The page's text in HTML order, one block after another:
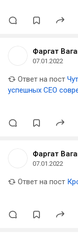
Фаргат
07.01.2022
Ответ на пост
успешных CEO
Фаргат
07.01.2022
Ответ на пост